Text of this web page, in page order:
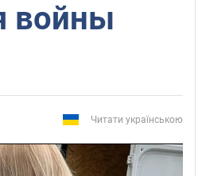
войны
Читати українською